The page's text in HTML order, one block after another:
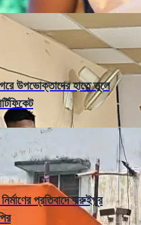
উপভোক্তাদের হাতে তুলে
প্রতিবাদে বারুইপুর